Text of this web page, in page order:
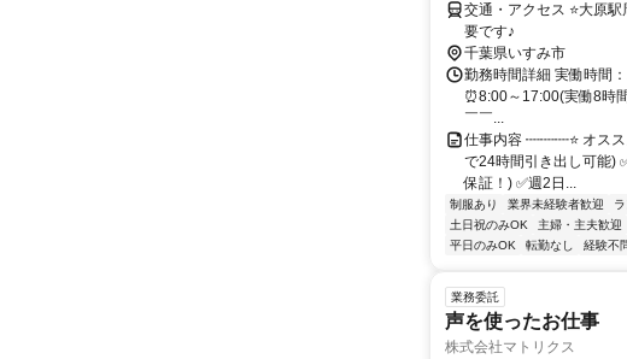
交通・アクセス ⭐大原
要です♪
千葉県いすみ市
勤務時間詳細 実働時間
⏰8:00～17:00(実働8時
￣￣...
仕事内容 ┉┉┉⭐ オスス
で24時間引き出し可能)
保証！) ✅週2日...
制服あり 業界未経験者歓迎
土日祝のみOK
主婦・主夫歓迎
平日のみOK
転勤なし 経験不
業務委託
声を使ったお仕事
株式会社マトリクス